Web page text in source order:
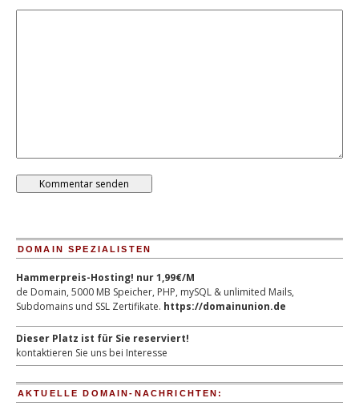
DOMAIN SPEZIALISTEN
Hammerpreis-Hosting! nur 1,99€/M
de Domain, 5000 MB Speicher, PHP, mySQL & unlimited Mails,
Subdomains und SSL Zertifikate. https://domainunion.de
Dieser Platz ist für Sie reserviert!
kontaktieren Sie uns bei Interesse
AKTUELLE DOMAIN-NACHRICHTEN: